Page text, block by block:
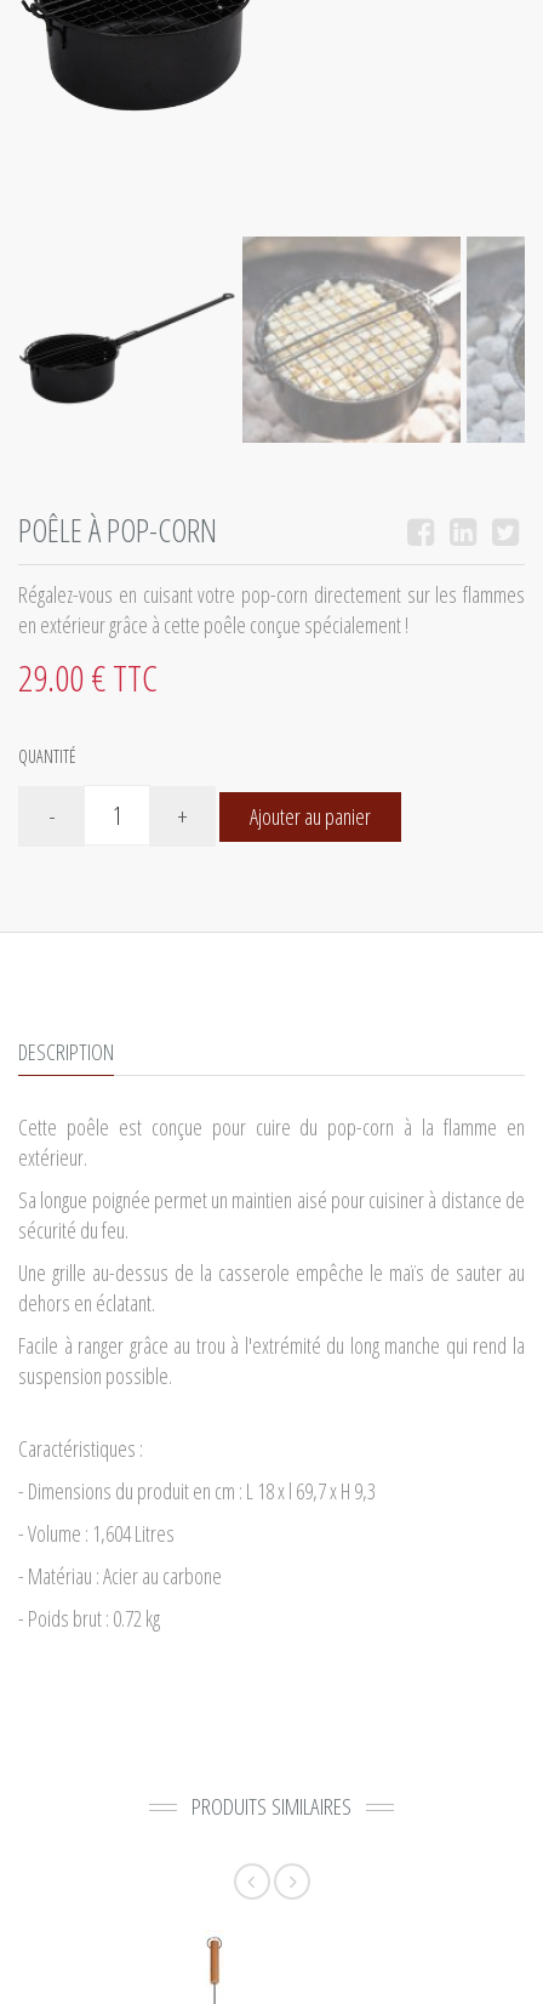
POÊLE À POP-CORN
Régalez-vous en cuisant votre pop-corn directement sur les flammes
en extérieur grâce à cette poêle conçue spécialement !
29.00 € TTC
QUANTITÉ
- + Ajouter au panier
DESCRIPTION
Cette poêle est conçue pour cuire du pop-corn à la flamme en
extérieur.
Sa longue poignée permet un maintien aisé pour cuisiner à distance de
sécurité du feu.
Une grille au-dessus de la casserole empêche le maïs de sauter au
dehors en éclatant.
Facile à ranger grâce au trou à l'extrémité du long manche qui rend la
suspension possible.
Caractéristiques :
- Dimensions du produit en cm : L 18 x l 69,7 x H 9,3
- Volume : 1,604 Litres
- Matériau : Acier au carbone
- Poids brut : 0.72 kg
PRODUITS SIMILAIRES